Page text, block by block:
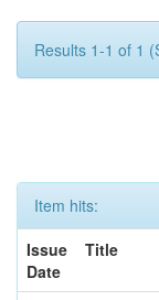
Results 1-1 of 1
Item hits:
Issue
Date
Title